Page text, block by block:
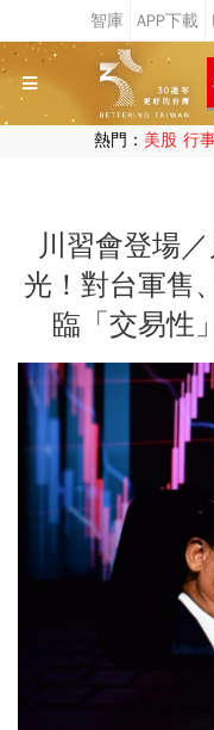
熱門： 美股 行
川習會登場
光！對台軍售
臨「交易性